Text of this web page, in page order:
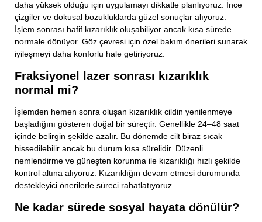
daha yüksek olduğu için uygulamayı dikkatle planlıyoruz. İnce
çizgiler ve dokusal bozukluklarda güzel sonuçlar alıyoruz.
İşlem sonrası hafif kızarıklık oluşabiliyor ancak kısa sürede
normale dönüyor. Göz çevresi için özel bakım önerileri sunarak
iyileşmeyi daha konforlu hale getiriyoruz.
Fraksiyonel lazer sonrası kızarıklık
normal mi?
İşlemden hemen sonra oluşan kızarıklık cildin yenilenmeye
başladığını gösteren doğal bir süreçtir. Genellikle 24–48 saat
içinde belirgin şekilde azalır. Bu dönemde cilt biraz sıcak
hissedilebilir ancak bu durum kısa sürelidir. Düzenli
nemlendirme ve güneşten korunma ile kızarıklığı hızlı şekilde
kontrol altına alıyoruz. Kızarıklığın devam etmesi durumunda
destekleyici önerilerle süreci rahatlatıyoruz.
Ne kadar sürede sosyal hayata dönülür?
Telefon Numaranız
Konu
Mesajınız